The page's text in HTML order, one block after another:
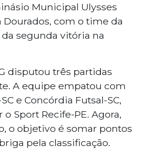
Municipal Ulysses
Dourados, com o time da
segunda vitória na
disputou três partidas
A equipe empatou com
e Concórdia Futsal-SC,
Sport Recife-PE. Agora,
o objetivo é somar pontos
pela classificação.